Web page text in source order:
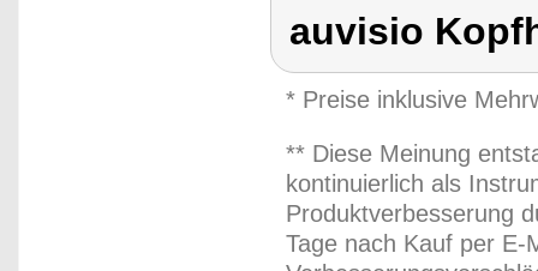
auvisio
* Preise inklusive
** Diese Meinung
kontinuierlich als
Produktverbesserung
Tage nach Kauf per E-